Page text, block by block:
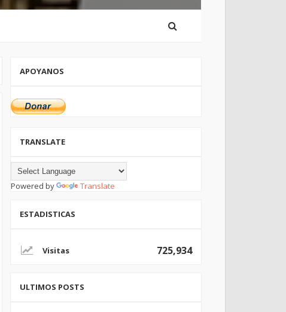
APOYANOS
TRANSLATE
Powered by Translate
ESTADISTICAS
725,934
ULTIMOS POSTS